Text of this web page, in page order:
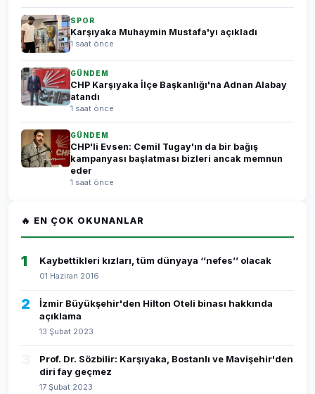
SPOR
Karşıyaka Muhaymin Mustafa'yı açıkladı
1 saat önce
GÜNDEM
CHP Karşıyaka İlçe Başkanlığı'na Adnan Alabay
atandı
1 saat önce
GÜNDEM
CHP'li Evsen: Cemil Tugay'ın da bir bağış
kampanyası başlatması bizleri ancak memnun
eder
1 saat önce
🔥 EN ÇOK OKUNANLAR
1 Kaybettikleri kızları, tüm dünyaya ‘’nefes’’ olacak
01 Haziran 2016
2
İzmir Büyükşehir'den Hilton Oteli binası hakkında
açıklama
13 Şubat 2023
Prof. Dr. Sözbilir: Karşıyaka, Bostanlı ve Mavişehir'den
diri fay geçmez
17 Şubat 2023